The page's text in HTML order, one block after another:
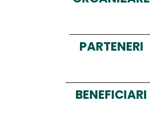
PARTENERI
BENEFICIARI